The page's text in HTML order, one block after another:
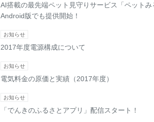
AI搭載の最先端ペット見守りサービス「ペットみ
Android版でも提供開始！
お知らせ
2017年度電源構成について
お知らせ
電気料金の原価と実績（2017年度）
お知らせ
「でんきのふるさとアプリ」配信スタート！